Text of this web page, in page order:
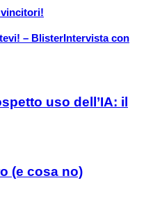
vincitori!
– BlisterIntervista con
uso dell’IA: il
(e cosa no)